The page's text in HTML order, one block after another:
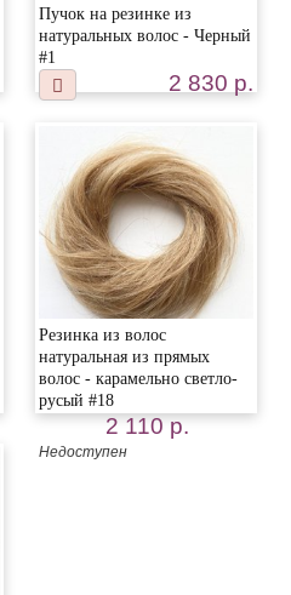
Пучок на резинке из
натуральных волос - Черный
#1
2 830 р.
Резинка из волос
натуральная из прямых
волос - карамельно светло-
русый #18
2 110 р.
Недоступен